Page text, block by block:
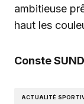
ambitieuse
haut les
Conste
ACTUALITÉ